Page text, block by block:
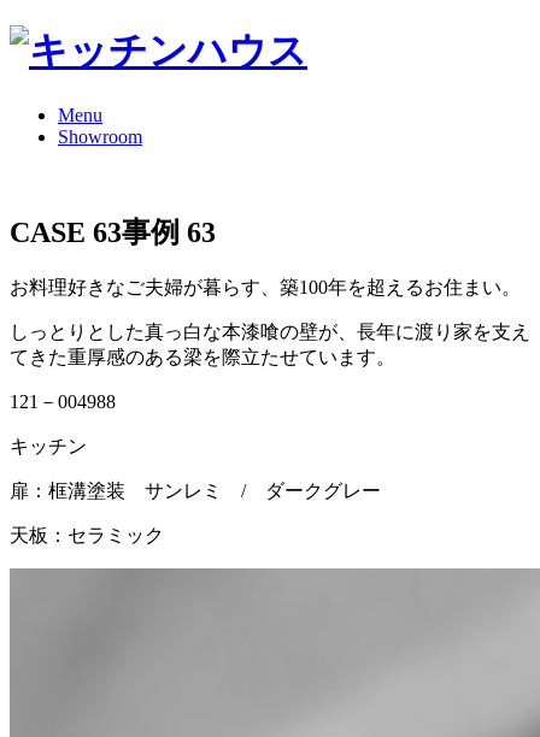
Menu
Showroom
CASE 63事例 63
お料理好きなご夫婦が暮らす、築100年を超えるお住まい。
しっとりとした真っ白な本漆喰の壁が、長年に渡り家を支え
てきた重厚感のある梁を際立たせています。
121－004988
キッチン
扉：框溝塗装 サンレミ / ダークグレー
天板：セラミック